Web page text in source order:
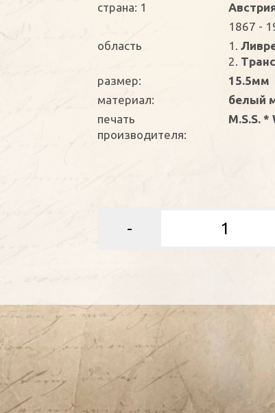
страна: 1
1867 -
oбласть
1.
2.
размер:
15.5мм
материал:
белый
печать
производителя:
M.S.S. *
-